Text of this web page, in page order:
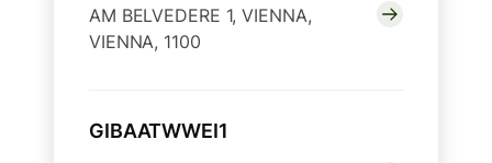
AM BELVEDERE 1, VIENNA,
VIENNA, 1100
GIBAATWWEI1